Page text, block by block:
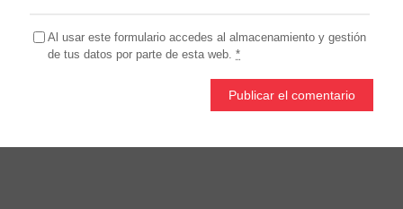
Al usar este formulario accedes al almacenamiento y gestión
de tus datos por parte de esta web. *